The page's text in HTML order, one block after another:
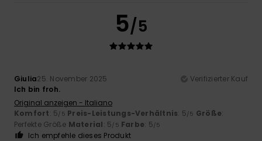
5/5
Giulia25. November 2025
Verifizierter Kauf
Ich bin froh.
Original anzeigen - Italiano
Komfort: 5/5 Preis-Leistungs-Verhältnis: 5/5 Größe:
Perfekte Größe Material: 5/5 Farbe: 5/5
Ich empfehle dieses Produkt